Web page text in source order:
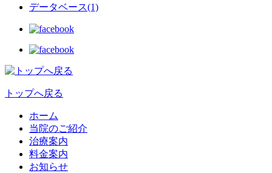
データベース(1)
トップへ戻る
ホーム
当院のご紹介
治療案内
料金案内
お知らせ